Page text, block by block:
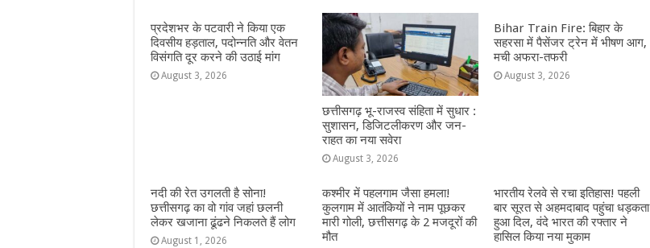
प्रदेशभर के पटवारी ने किया एक
दिवसीय हड़ताल, पदोन्नति और वेतन
विसंगति दूर करने की उठाई मांग
August 3, 2026
छत्तीसगढ़ भू-राजस्व संहिता में सुधार :
सुशासन, डिजिटलीकरण और जन-
राहत का नया सवेरा
August 3, 2026
Bihar Train Fire: बिहार के
सहरसा में पैसेंजर ट्रेन में भीषण आग,
मची अफरा-तफरी
August 3, 2026
नदी की रेत उगलती है सोना!
छत्तीसगढ़ का वो गांव जहां छलनी
लेकर खजाना ढूंढने निकलते हैं लोग
August 1, 2026
कश्‍मीर में पहलगाम जैसा हमला!
कुलगाम में आतंकियों ने नाम पूछकर
मारी गोली, छत्तीसगढ़ के 2 मजदूरों की
मौत
भारतीय रेलवे से रचा इतिहास! पहली
बार सूरत से अहमदाबाद पहुंचा धड़कता
हुआ दिल, वंदे भारत की रफ्तार ने
हासिल किया नया मुकाम